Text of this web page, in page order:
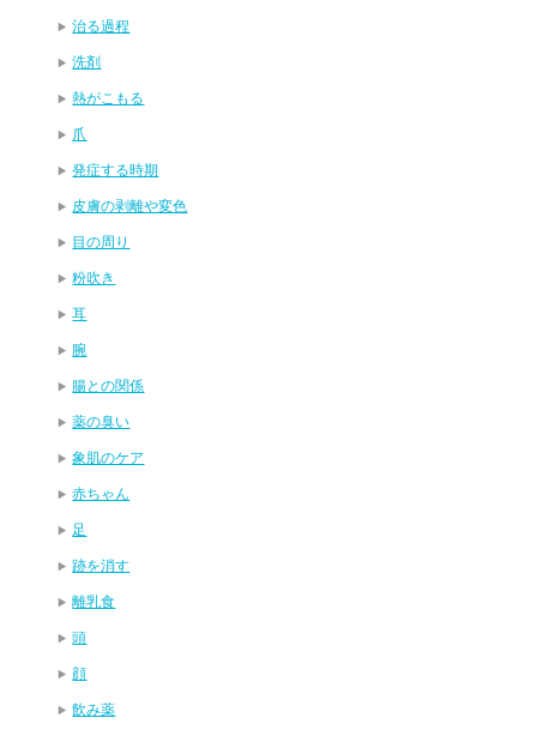
治る過程
洗剤
熱がこもる
爪
発症する時期
皮膚の剥離や変色
目の周り
粉吹き
耳
腕
腸との関係
薬の臭い
象肌のケア
赤ちゃん
足
跡を消す
離乳食
頭
顔
飲み薬